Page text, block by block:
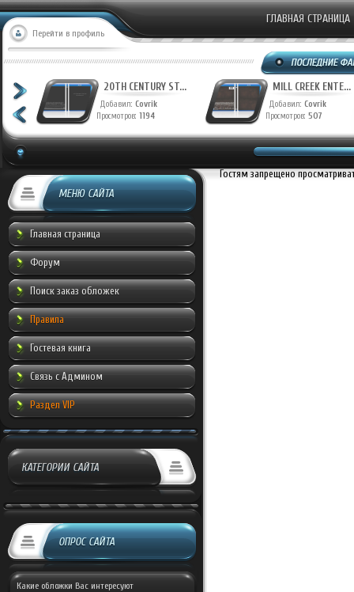
Перейти в профиль
ГЛАВНАЯ СТРАНИЦА
20TH CENTURY ST...
Добавил: Covrik
Просмотров: 1194
MILL CREEK ENTE...
Добавил: Covrik
Просмотров: 507
МЕНЮ САЙТА
Главная страница
Форум
Поиск заказ обложек
Правила
Гостевая книга
Связь с Админом
Раздел VIP
КАТЕГОРИИ САЙТА
ОПРОС САЙТА
Какие обложки Вас интересуют
Гостям запрещено